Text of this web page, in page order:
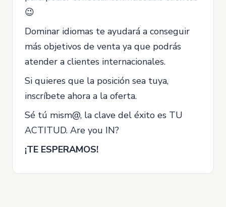
😉
Dominar idiomas te ayudará a conseguir
más objetivos de venta ya que podrás
atender a clientes internacionales.
Si quieres que la posición sea tuya,
inscríbete ahora a la oferta.
Sé tú mism@, la clave del éxito es TU
ACTITUD. Are you IN?
¡TE ESPERAMOS!